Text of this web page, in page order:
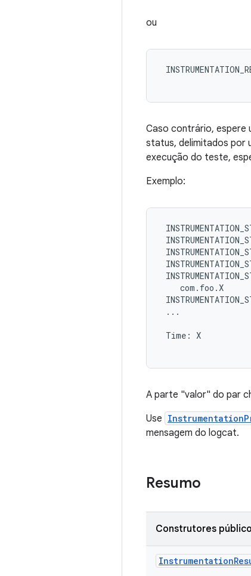
ou
Caso contrário, espere
status, delimitados por
execução do teste,
Exemplo:
    com.foo.X
...
Time: X
A parte "valor" do par
Use
mensagem do logcat.
Resumo
Construtores
Instrumentation